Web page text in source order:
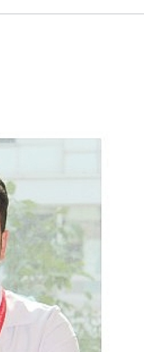
Kuru
istedi